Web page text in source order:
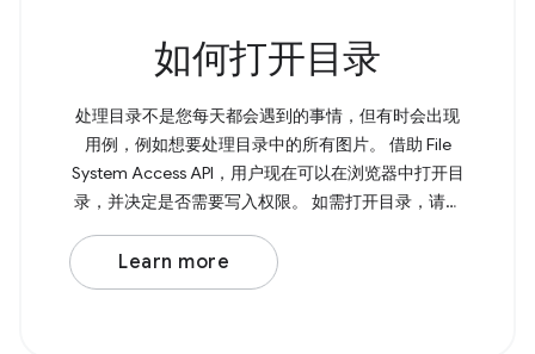
如何打开目录
处理目录不是您每天都会遇到的事情，但有时会出现
用例，例如想要处理目录中的所有图片。 借助 File
System Access API，用户现在可以在浏览器中打开目
录，并决定是否需要写入权限。 如需打开目录，请调
用 showDirectoryPicker() ， 该方法会返回一个包含所
选目录的 Promise。如果您需要写入权限，可以将 {
mode: 'readwrite' } 传递给该方法。 Browser Support
Learn more